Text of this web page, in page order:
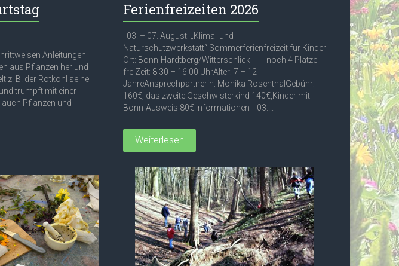
Anleitungen
aus Pflanzen her und
z. B. der Rotkohl seine
trumpft mit einer
auch Pflanzen und
Ferienfreizeiten 2026
03. – 07. August: „Klima- und
Naturschutzwerkstatt“ Sommerferienfreizeit für Kinder
Ort: Bonn-Hardtberg/Witterschlick noch 4 Plätze
freiZeit: 8:30 – 16:00 UhrAlter: 7 – 12
JahreAnsprechpartnerin: Monika RosenthalGebühr:
160€, das zweite Geschwisterkind 140€,Kinder mit
Bonn-Ausweis 80€ Informationen 03....
Weiterlesen